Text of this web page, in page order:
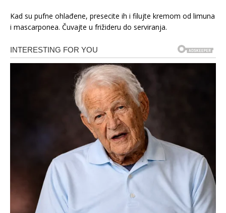
Kad su pufne ohlađene, presecite ih i filujte kremom od limuna
i mascarponea. Čuvajte u frižideru do serviranja.